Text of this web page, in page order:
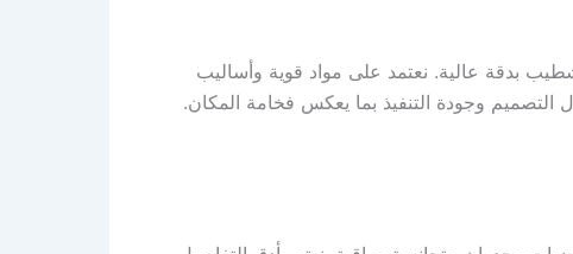
بدقة عالية. نعتمد على مواد قوية وأساليب
التصميم وجودة التنفيذ بما يعكس فخامة المكان.